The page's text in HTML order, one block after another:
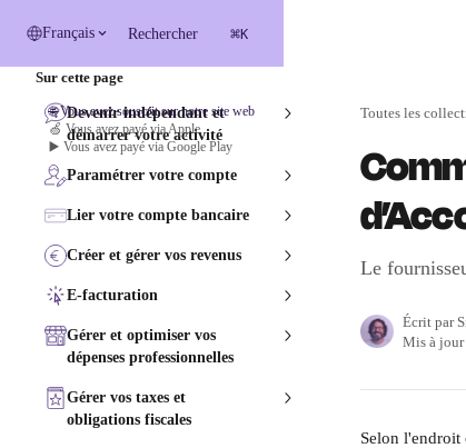
Français Rechercher ⌘K
Devenir indépendant et
démarrer votre activité
Paramétrer votre compte
Lier votre compte bancaire
Créer et gérer vos revenus
E-facturation
Gérer et optimiser vos
dépenses professionnelles
Gérer vos taxes et
obligations fiscales
Toutes les
Le
Écrit par
Mis à jour
Selon l'endroit
Sur cette page
🌐 Vous avez souscrit sur notre site web
🍏 Vous avez payé via Apple
▶️ Vous avez payé via Google Play